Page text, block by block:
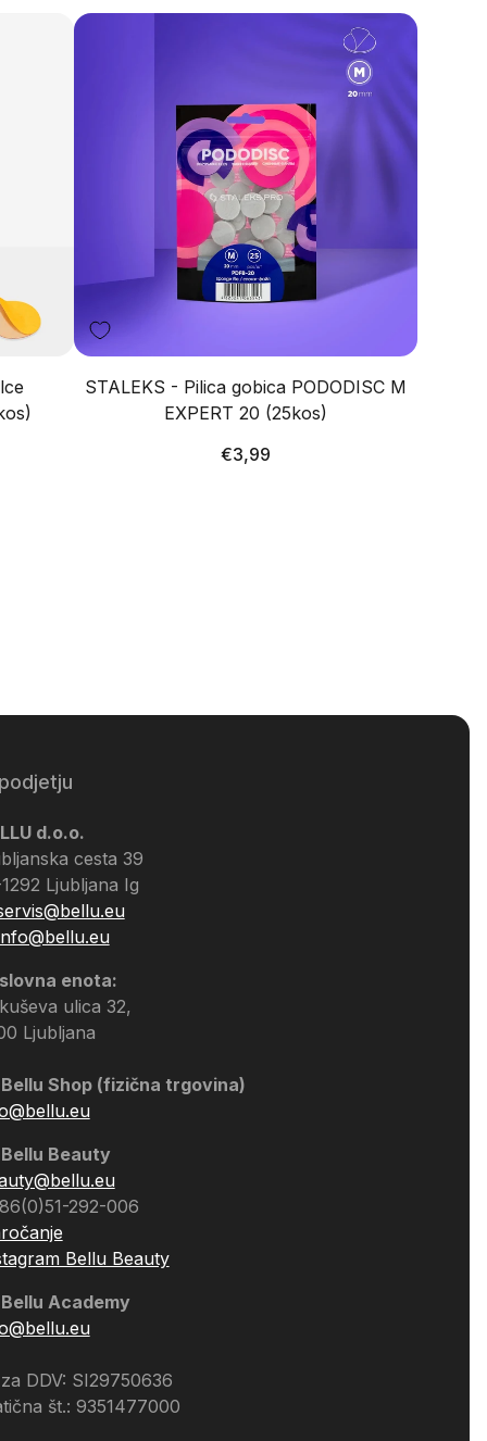
STALEKS - Pilica gobica PODODISC M
EXPERT 20 (25kos)
Redna
€3,99
d.o.o.
cesta 39
Ljubljana Ig
enota:
ulica 32,
Ljubljana
Bellu Shop (fizična trgovina)
Bellu Beauty
292-006
Bellu Beauty
Bellu Academy
DDV: SI29750636
št.: 9351477000
Vračilo denarja